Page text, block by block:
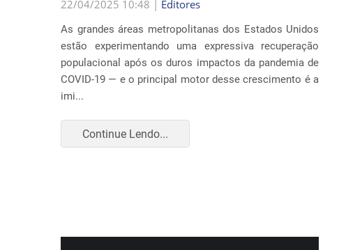
estão experimentando uma expressiva recuperação
populacional após os duros impactos da pandemia de
COVID-19 — e o principal motor desse crescimento é a
imi...
Continue Lendo...